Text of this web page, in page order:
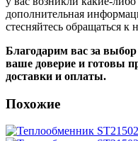
дополнительная
стесняйтесь обращаться
Благодарим вас за
ваше доверие и готовы
доставки и оплаты.
Похожие